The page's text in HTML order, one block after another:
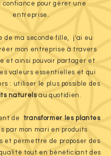
confiance pour gérer une
entreprise.
de ma seconde fille, j'ai eu
mon entreprise à travers
et ainsi pouvoir partager et
valeurs essentielles et qui
: utiliser le plus possible des
naturelsau quotidien.
de transformer les plantes
par mon mari en produits
et permettre de proposer des
tout en bénéficiant des